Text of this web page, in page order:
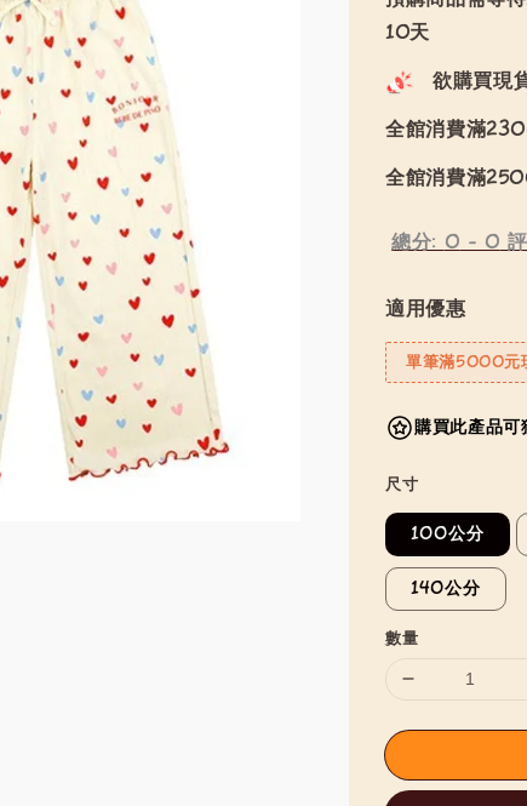
10天
欲購買現
全館消費滿
全館消費滿
總分: 0 - 0
適用優惠
單筆滿5000元
購買此產品
尺寸
100公分
140公分
數量